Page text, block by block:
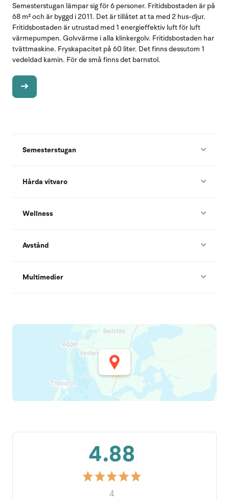
Semesterstugan lämpar sig för 6 personer. Fritidsbostaden är på
68 m² och är byggd i 2011. Det är tillåtet at ta med 2 hus-djur.
Fritidsbostaden är utrustad med 1 energieffektiv luft för luft
värmepumpen. Golvvärme i alla klinkergolv. Fritidsbostaden har
tvättmaskine. Fryskapacitet på 60 liter. Det finns dessutom 1
vedeldad kamin. För de små finns det barnstol.
Semesterstugan
Hårda vitvaro
Wellness
Avstånd
Multimedier
4.88
4